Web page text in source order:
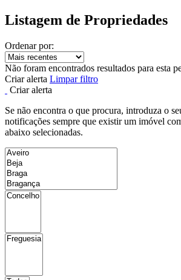
Listagem de Propriedades
Ordenar por:
Não foram encontrados resultados para esta
Criar alerta Limpar filtro
Criar alerta
Se não encontra o que procura, introduza o
notificações sempre que existir um imóvel
abaixo selecionadas.